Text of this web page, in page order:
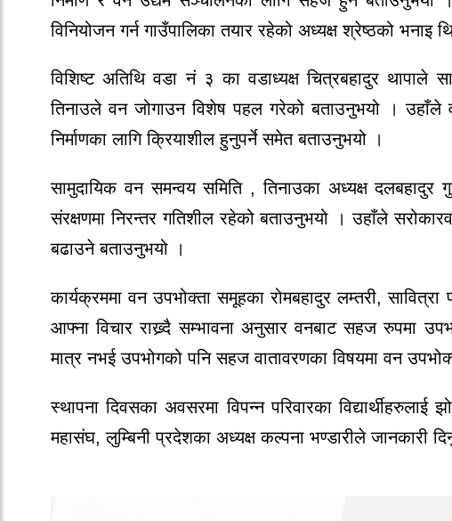
विनियोजन गर्न गाउँपालिका तयार रहेको अध्यक्ष श्रेष्ठको भनाइ
विशिष्ट अतिथि वडा नं ३ का वडाध्यक्ष चित्रबहादुर थापाले
तिनाउले वन जोगाउन विशेष पहल गरेको बताउनुभयो ।
निर्माणका लागि क्रियाशील हुनुपर्ने समेत बताउनुभयो ।
सामुदायिक वन समन्वय समिति , तिनाउका अध्यक्ष
संरक्षणमा निरन्तर गतिशील रहेको बताउनुभयो । उहाँले
बढाउने बताउनुभयो ।
कार्यक्रममा वन उपभोक्ता समूहका रोमबहादुर लम्तरी,
आफ्ना विचार राख्र्दै सम्भावना अनुसार वनबाट सहज रुपमा
मात्र नभई उपभोगको पनि सहज वातावरणका विषयमा वन
स्थापना दिवसका अवसरमा विपन्न परिवारका
महासंघ, लुम्बिनी प्रदेशका अध्यक्ष कल्पना भण्डारीले जानकारी